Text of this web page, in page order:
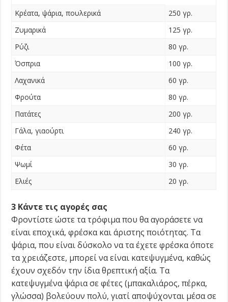
Kρέατα, ψάρια, πουλερικά
250 γρ.
Zυμαρικά
125 γρ.
Pύζι
80 γρ.
Όσπρια
100 γρ.
Λαχανικά
60 γρ.
Φρούτα
80 γρ.
Πατάτες
200 γρ.
Γάλα, γιαούρτι
240 γρ.
Φέτα
60 γρ.
Ψωμί
30 γρ.
Eλιές
20 γρ.
3 Kάντε τις αγορές σας
Φροντίστε ώστε τα τρόφιμα που θα αγοράσετε να
είναι εποχικά, φρέσκα και άριστης ποιότητας. Τα
ψάρια, που είναι δύσκολο να τα έχετε φρέσκα όποτε
τα χρειάζεστε, μπορεί να είναι κατεψυγμένα, καθώς
έχουν σχεδόν την ίδια θρεπτική αξία. Τα
κατεψυγμένα ψάρια σε φέτες (μπακαλιάρος, πέρκα,
γλώσσα) βολεύουν πολύ, γιατί αποψύχονται μέσα σε